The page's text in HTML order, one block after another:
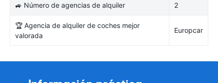
🚙 Número de agencias de alquiler 2
🏆 Agencia de alquiler de coches mejor
valorada
Europcar